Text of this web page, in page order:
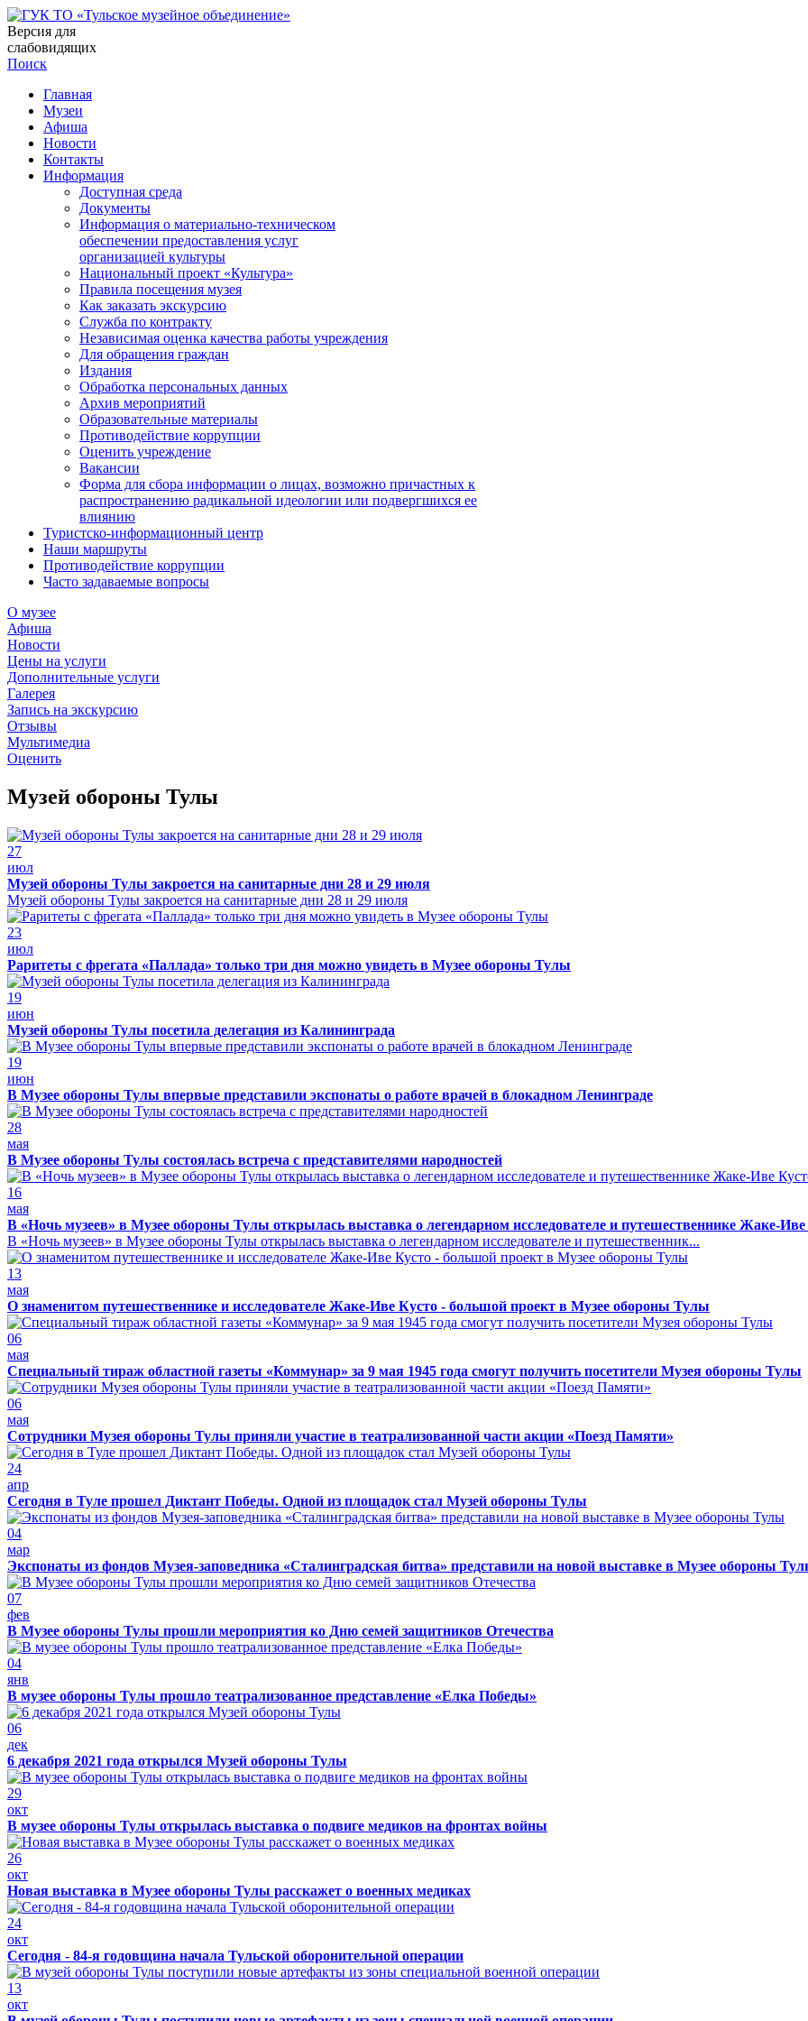
Версия для
слабовидящих
Поиск
Главная
Музеи
Афиша
Новости
Контакты
Информация
Доступная среда
Документы
Информация о материально-техническом
обеспечении предоставления услуг
организацией культуры
Национальный проект «Культура»
Правила посещения музея
Как заказать экскурсию
Служба по контракту
Независимая оценка качества работы учреждения
Для обращения граждан
Издания
Обработка персональных данных
Архив мероприятий
Образовательные материалы
Противодействие коррупции
Оценить учреждение
Вакансии
Форма для сбора информации о лицах, возможно причастных к
распространению радикальной идеологии или подвергшихся ее
влиянию
Туристско-информационный центр
Наши маршруты
Противодействие коррупции
Часто задаваемые вопросы
О музее
Афиша
Новости
Цены на услуги
Дополнительные услуги
Галерея
Запись на экскурсию
Отзывы
Мультимедиа
Оценить
Музей обороны Тулы
27
июл
Музей обороны Тулы закроется на санитарные дни 28 и 29 июля
Музей обороны Тулы закроется на санитарные дни 28 и 29 июля
23
июл
Раритеты с фрегата «Паллада» только три дня можно увидеть в Музее обороны Тулы
19
июн
Музей обороны Тулы посетила делегация из Калининграда
19
июн
В Музее обороны Тулы впервые представили экспонаты о работе врачей в блокадном Ленинграде
28
мая
В Музее обороны Тулы состоялась встреча с представителями народностей
16
мая
В «Ночь музеев» в Музее обороны Тулы открылась выставка о легендарном исследователе и путешественнике Жаке-
В «Ночь музеев» в Музее обороны Тулы открылась выставка о легендарном исследователе и путешественник...
13
мая
О знаменитом путешественнике и исследователе Жаке-Иве Кусто - большой проект в Музее обороны Тулы
06
мая
Специальный тираж областной газеты «Коммунар» за 9 мая 1945 года смогут получить посетители Музея обороны Тулы
06
мая
Сотрудники Музея обороны Тулы приняли участие в театрализованной части акции «Поезд Памяти»
24
апр
Сегодня в Туле прошел Диктант Победы. Одной из площадок стал Музей обороны Тулы
04
мар
Экспонаты из фондов Музея-заповедника «Сталинградская битва» представили на новой выставке в Музее обороны
07
фев
В Музее обороны Тулы прошли мероприятия ко Дню семей защитников Отечества
04
янв
В музее обороны Тулы прошло театрализованное представление «Елка Победы»
06
дек
6 декабря 2021 года открылся Музей обороны Тулы
29
окт
В музее обороны Тулы открылась выставка о подвиге медиков на фронтах войны
26
окт
Новая выставка в Музее обороны Тулы расскажет о военных медиках
24
окт
Сегодня - 84-я годовщина начала Тульской оборонительной операции
13
окт